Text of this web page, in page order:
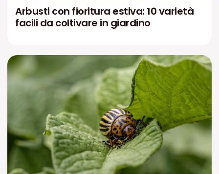
Arbusti con fioritura estiva: 10 varietà
facili da coltivare in giardino